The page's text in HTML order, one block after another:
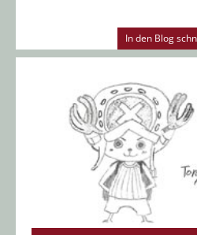
In den Blog